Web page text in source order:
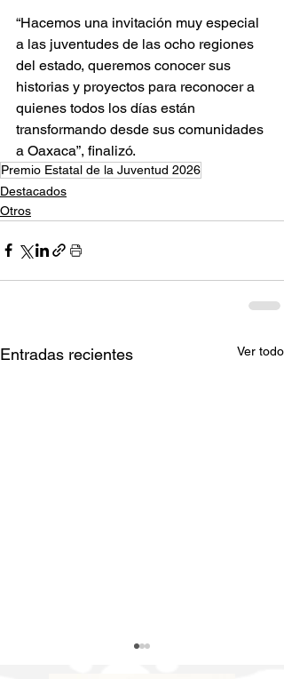
“Hacemos una invitación muy especial
a las juventudes de las ocho regiones
del estado, queremos conocer sus
historias y proyectos para reconocer a
quienes todos los días están
transformando desde sus comunidades
a Oaxaca”, finalizó.
Premio Estatal de la Juventud 2026
Destacados
Otros
Entradas recientes Ver todo